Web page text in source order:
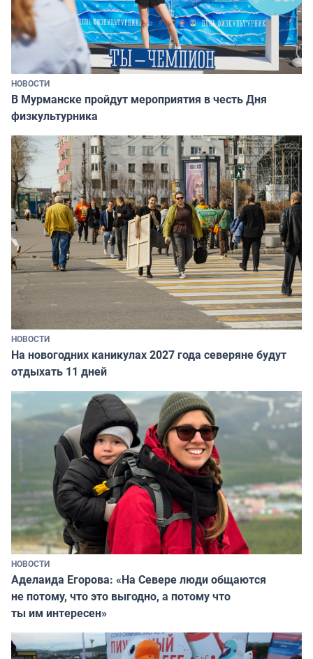
НОВОСТИ
В Мурманске пройдут мероприятия в честь Дня
физкультурника
НОВОСТИ
На новогодних каникулах 2027 года северяне будут
отдыхать 11 дней
НОВОСТИ
Аделаида Егорова: «На Севере люди общаются
не потому, что это выгодно, а потому что
ты им интересен»